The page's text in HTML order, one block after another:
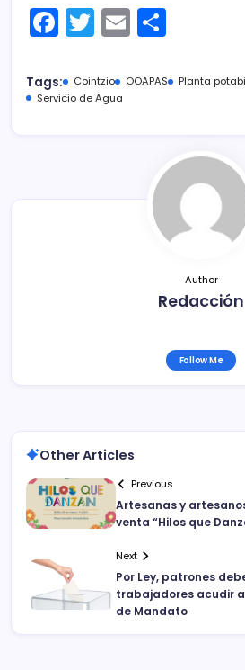
F
a
c
e
T
w
itt
er
E
m
ai m
tir
Tags: Cointzio OOAPAS Planta
Servicio de Agua
Author
Redacción
Follow Me
Other Articles
Previous
Artesanas y
venta “Hilos que
Next
Por Ley, patrones
trabajadores acudir
de Mandato